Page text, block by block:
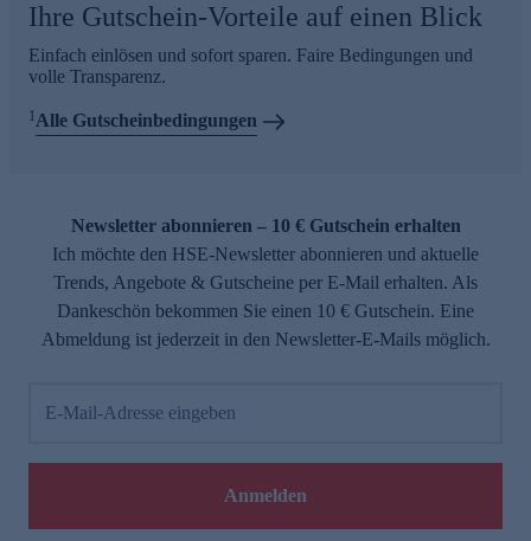
Ihre Gutschein-Vorteile auf einen Blick
Einfach einlösen und sofort sparen. Faire Bedingungen und
volle Transparenz.
1Alle Gutscheinbedingungen
Newsletter abonnieren – 10 € Gutschein erhalten
Ich möchte den HSE-Newsletter abonnieren und aktuelle
Trends, Angebote & Gutscheine per E-Mail erhalten. Als
Dankeschön bekommen Sie einen 10 € Gutschein. Eine
Abmeldung ist jederzeit in den Newsletter-E-Mails möglich.
E-Mail-Adresse eingeben
Anmelden